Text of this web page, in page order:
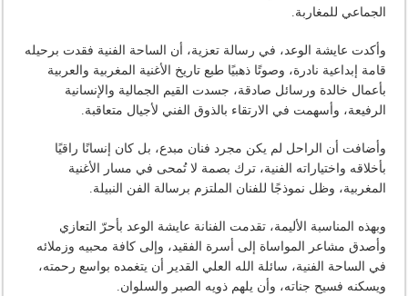
الجماعي للمغاربة.
وأكدت عايشة الوعد، في رسالة تعزية، أن الساحة الفنية فقدت برحيله
قامة إبداعية نادرة، وصوتًا ذهبيًا طبع تاريخ الأغنية المغربية والعربية
بأعمال خالدة ورسائل صادقة، جسدت القيم الجمالية والإنسانية
الرفيعة، وأسهمت في الارتقاء بالذوق الفني لأجيال متعاقبة.
وأضافت أن الراحل لم يكن مجرد فنان مبدع، بل كان إنسانًا راقيًا
بأخلاقه واختياراته الفنية، ترك بصمة لا تُمحى في مسار الأغنية
المغربية، وظل نموذجًا للفنان الملتزم برسالة الفن النبيلة.
وبهذه المناسبة الأليمة، تقدمت الفنانة عايشة الوعد بأحرّ التعازي
وأصدق مشاعر المواساة إلى أسرة الفقيد، وإلى كافة محبيه وزملائه
في الساحة الفنية، سائلة الله العلي القدير أن يتغمده بواسع رحمته،
ويسكنه فسيح جناته، وأن يلهم ذويه الصبر والسلوان.